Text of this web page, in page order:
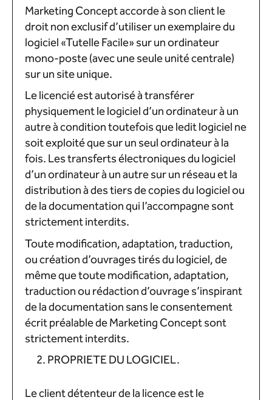
Marketing Concept accorde à son client le
droit non exclusif d’utiliser un exemplaire du
logiciel «Tutelle Facile» sur un ordinateur
mono-poste (avec une seule unité centrale)
sur un site unique.
Le licencié est autorisé à transférer
physiquement le logiciel d’un ordinateur à un
autre à condition toutefois que ledit logiciel ne
soit exploité que sur un seul ordinateur à la
fois. Les transferts électroniques du logiciel
d’un ordinateur à un autre sur un réseau et la
distribution à des tiers de copies du logiciel ou
de la documentation qui l’accompagne sont
strictement interdits.
Toute modification, adaptation, traduction,
ou création d’ouvrages tirés du logiciel, de
même que toute modification, adaptation,
traduction ou rédaction d’ouvrage s’inspirant
de la documentation sans le consentement
écrit préalable de Marketing Concept sont
strictement interdits.
PROPRIETE DU LOGICIEL.
Le client détenteur de la licence est le